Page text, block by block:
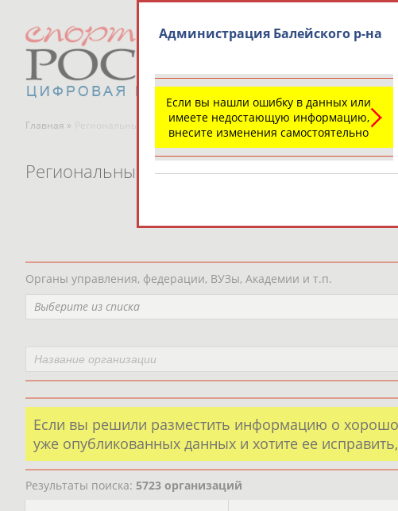
Главная » Региональные спортивные организации
Региональные спортивные организации
Органы управления, федерации, ВУЗы, Академии и т.п.
Выберите из списка
Если вы решили разместить информацию о
уже опубликованных данных и хотите ее
Результаты поиска: 5723 организаций
Администрация Балейского р-на
Если вы нашли ошибку в данных или
имеете недостающую информацию,
внесите изменения самостоятельно